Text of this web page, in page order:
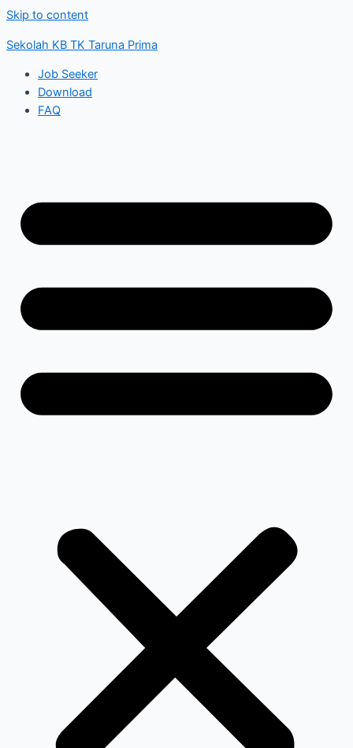
Skip to content
Sekolah KB TK Taruna Prima
Job Seeker
Download
FAQ